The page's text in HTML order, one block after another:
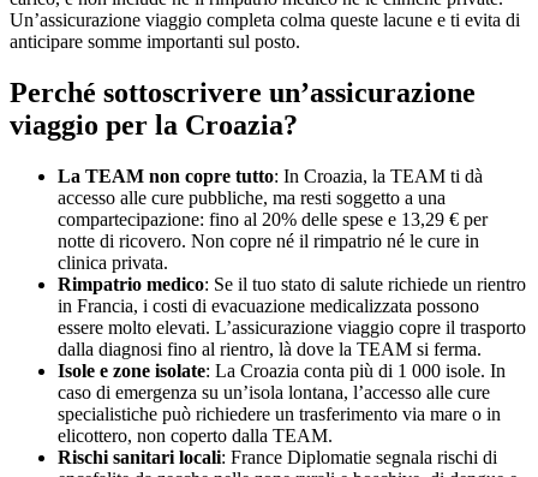
Un’assicurazione viaggio completa colma queste lacune e ti evita di
anticipare somme importanti sul posto.
Perché sottoscrivere un’assicurazione
viaggio per la Croazia?
La TEAM non copre tutto: In Croazia, la TEAM ti dà
accesso alle cure pubbliche, ma resti soggetto a una
compartecipazione: fino al 20% delle spese e 13,29 € per
notte di ricovero. Non copre né il rimpatrio né le cure in
clinica privata.
Rimpatrio medico: Se il tuo stato di salute richiede un rientro
in Francia, i costi di evacuazione medicalizzata possono
essere molto elevati. L’assicurazione viaggio copre il trasporto
dalla diagnosi fino al rientro, là dove la TEAM si ferma.
Isole e zone isolate: La Croazia conta più di 1 000 isole. In
caso di emergenza su un’isola lontana, l’accesso alle cure
specialistiche può richiedere un trasferimento via mare o in
elicottero, non coperto dalla TEAM.
Rischi sanitari locali: France Diplomatie segnala rischi di